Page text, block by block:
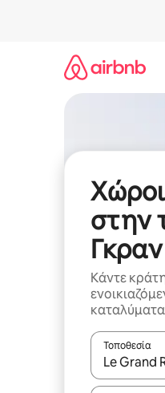
στην
Κάντε
Τοποθεσία
Όταν τα